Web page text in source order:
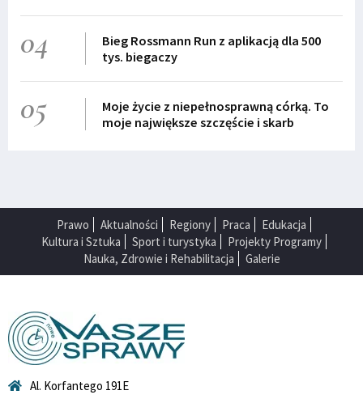
04
Bieg Rossmann Run z aplikacją dla 500
tys. biegaczy
05
Moje życie z niepełnosprawną córką. To
moje największe szczęście i skarb
Prawo Aktualności Regiony Praca
Edukacja
Kultura i Sztuka
Sport i turystyka
Projekty Programy
Nauka, Zdrowie i Rehabilitacja
Galerie
Al. Korfantego 191E